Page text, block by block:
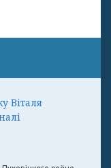
Віталя